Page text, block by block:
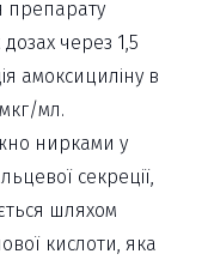
препарату
через 1,5
амоксициліну в
мкг/мл.
нирками у
секреції,
шляхом
кислоти, яка